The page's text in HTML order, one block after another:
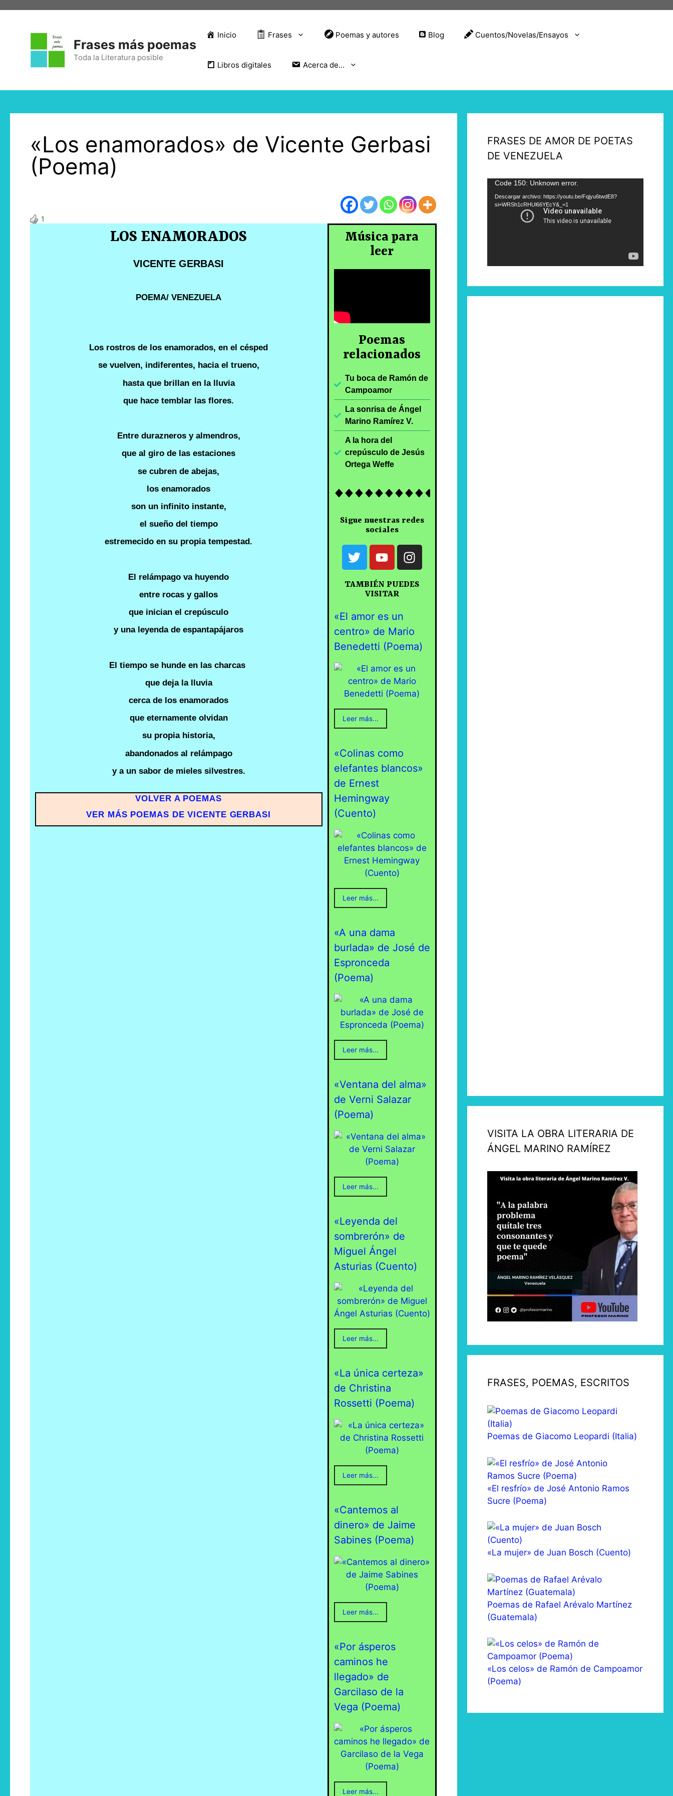
Frases más poemas
Toda la Literatura posible
Inicio Frases Poemas y autores Blog Cuentos/Novelas/Ensayos
Libros digitales Acerca de…
«Los enamorados» de Vicente Gerbasi
(Poema)
1
LOS ENAMORADOS
VICENTE GERBASI
POEMA/ VENEZUELA
Los rostros de los enamorados, en el césped
se vuelven, indiferentes, hacia el trueno,
hasta que brillan en la lluvia
que hace temblar las flores.
Entre durazneros y almendros,
que al giro de las estaciones
se cubren de abejas,
los enamorados
son un infinito instante,
el sueño del tiempo
estremecido en su propia tempestad.
El relámpago va huyendo
entre rocas y gallos
que inician el crepúsculo
y una leyenda de espantapájaros
El tiempo se hunde en las charcas
que deja la lluvia
cerca de los enamorados
que eternamente olvidan
su propia historia,
abandonados al relámpago
y a un sabor de mieles silvestres.
VOLVER A POEMAS
VER MÁS POEMAS DE VICENTE GERBASI
Música para
leer
Poemas
relacionados
Tu boca de Ramón de
Campoamor
La sonrisa de Ángel
Marino Ramírez V.
A la hora del
crepúsculo de Jesús
Ortega Weffe
Sigue nuestras redes
sociales
TAMBIÉN PUEDES
VISITAR
«El amor es un
centro» de Mario
Benedetti (Poema)
Leer más...
«Colinas como
elefantes blancos»
de Ernest
Hemingway
(Cuento)
Leer más...
«A una dama
burlada» de José de
Espronceda
(Poema)
Leer más...
«Ventana del alma»
de Verni Salazar
(Poema)
Leer más...
«Leyenda del
sombrerón» de
Miguel Ángel
Asturias (Cuento)
Leer más...
«La única certeza»
de Christina
Rossetti (Poema)
Leer más...
«Cantemos al
dinero» de Jaime
Sabines (Poema)
Leer más...
«Por ásperos
caminos he
llegado» de
Garcilaso de la
Vega (Poema)
Leer más...
FRASES DE AMOR DE POETAS
DE VENEZUELA
Reproductor
de
vídeo
Code 150: Unknown error.
Descargar archivo: https://youtu.be/Fqjyu6twdE8?
si=WRSh1cRHUl66YEcY&_=1
VISITA LA OBRA LITERARIA DE
ÁNGEL MARINO RAMÍREZ
FRASES, POEMAS, ESCRITOS
Poemas de Giacomo Leopardi (Italia)
«El resfrío» de José Antonio Ramos
Sucre (Poema)
«La mujer» de Juan Bosch (Cuento)
Poemas de Rafael Arévalo Martínez
(Guatemala)
«Los celos» de Ramón de Campoamor
(Poema)